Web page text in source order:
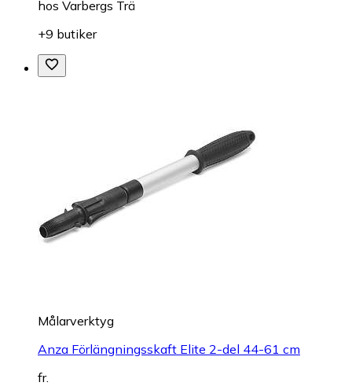
hos Varbergs Trä
+9 butiker
Målarverktyg
Anza Förlängningsskaft Elite 2-del 44-61 cm
fr.